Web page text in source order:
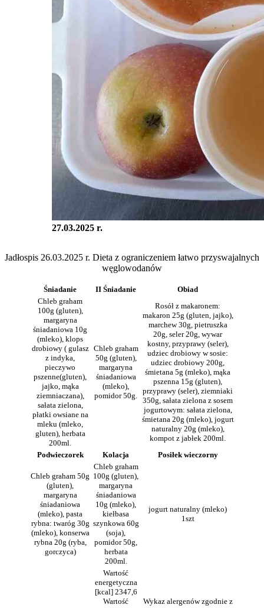
27.03.2025 r.
Jadłospis 26.03.2025 r. Dieta z ograniczeniem łatwo przyswajalnych
węglowodanów
Śniadanie II Śniadanie
Obiad
Chleb graham
100g (gluten),
margaryna
śniadaniowa 10g
(mleko), klops
drobiowy ( gulasz
z indyka,
pieczywo
pszenne(gluten),
jajko, mąka
ziemniaczana),
sałata zielona,
płatki owsiane na
mleku (mleko,
gluten), herbata
200ml.
Chleb graham
50g (gluten),
margaryna
śniadaniowa
(mleko),
pomidor 50g.
Rosół z makaronem:
makaron 25g (gluten, jajko),
marchew 30g, pietruszka
20g, seler 20g, wywar
kostny, przyprawy (seler),
udziec drobiowy w sosie:
udziec drobiowy 200g,
śmietana 5g (mleko), mąka
pszenna 15g (gluten),
przyprawy (seler), ziemniaki
350g, sałata zielona z sosem
jogurtowym: sałata zielona,
śmietana 20g (mleko), jogurt
naturalny 20g (mleko),
kompot z jabłek 200ml.
Podwieczorek
Kolacja Posiłek wieczorny
Chleb graham 50g
(gluten),
margaryna
śniadaniowa
(mleko), pasta
rybna: twaróg 30g
(mleko), konserwa
rybna 20g (ryba,
gorczyca)
Chleb graham
100g (gluten),
margaryna
śniadaniowa
10g (mleko),
kiełbasa
szynkowa 60g
(soja),
pomidor 50g,
herbata
200ml.
jogurt naturalny (mleko)
1szt
Wartość
energetyczna
[kcal] 2347,6
Wartość
Wykaz alergenów zgodnie z